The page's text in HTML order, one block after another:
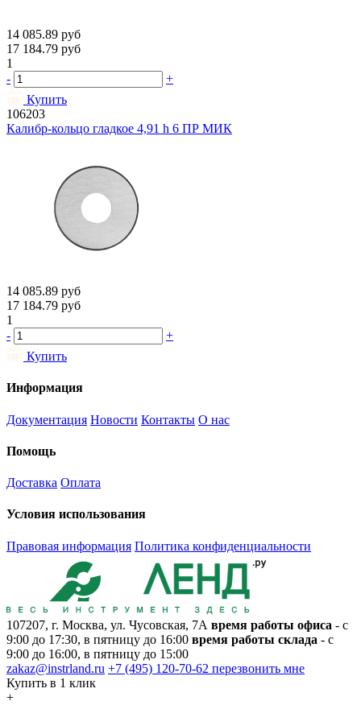
14 085.89 руб
17 184.79 руб
1
-
+
Купить
106203
Калибр-кольцо гладкое 4,91 h 6 ПР МИК
14 085.89 руб
17 184.79 руб
1
-
+
Купить
Информация
Документация Новости Контакты О нас
Помощь
Доставка Оплата
Условия использования
Правовая информация Политика конфиденциальности
107207, г. Москва, ул. Чусовская, 7А время работы офиса - с
9:00 до 17:30, в пятницу до 16:00 время работы склада - с
9:00 до 16:00, в пятницу до 15:00
zakaz@instrland.ru +7 (495) 120-70-62 перезвонить мне
Купить в 1 клик
+